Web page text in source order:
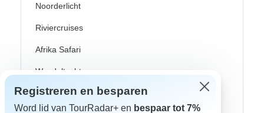
Noorderlicht
Riviercruises
Afrika Safari
Wandeltochten
Culturele Rondreizen
Registreren en besparen
Word lid van TourRadar+ en bespaar tot 7%